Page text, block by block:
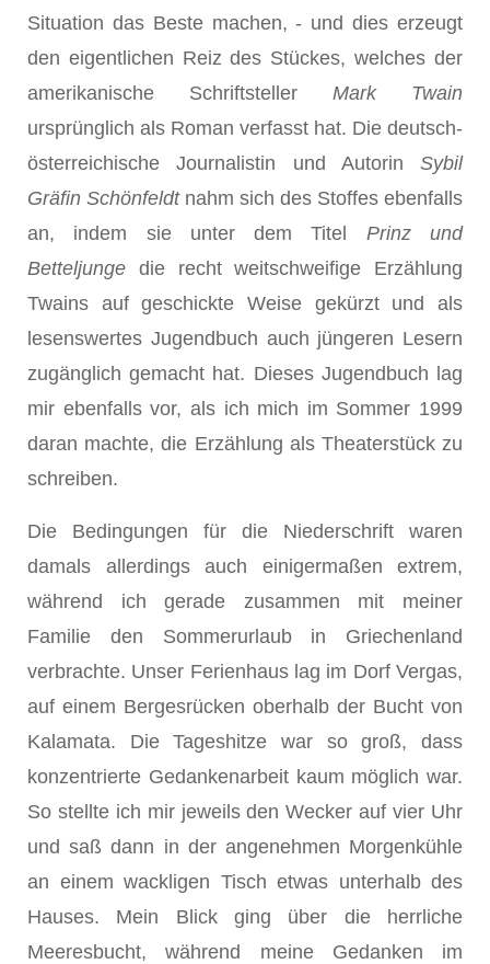
Situation das Beste machen, - und dies erzeugt
den eigentlichen Reiz des Stückes, welches der
amerikanische Schriftsteller Mark Twain
ursprünglich als Roman verfasst hat. Die deutsch-
österreichische Journalistin und Autorin Sybil
Gräfin Schönfeldtnahm sich des Stoffes ebenfalls
an, indem sie unter dem Titel Prinz und
Betteljunge die recht weitschweifige Erzählung
Twains auf geschickte Weise gekürzt und als
lesenswertes Jugendbuch auch jüngeren Lesern
zugänglich gemacht hat. Dieses Jugendbuch lag
mir ebenfalls vor, als ich mich im Sommer 1999
daran machte, die Erzählung als Theaterstück zu
schreiben.
Die Bedingungen für die Niederschrift waren
damals allerdings auch einigermaßen extrem,
während ich gerade zusammen mit meiner
Familie den Sommerurlaub in Griechenland
verbrachte. Unser Ferienhaus lag im Dorf Vergas,
auf einem Bergesrücken oberhalb der Bucht von
Kalamata. Die Tageshitze war so groß, dass
konzentrierte Gedankenarbeit kaum möglich war.
So stellte ich mir jeweils den Wecker auf vier Uhr
und saß dann in der angenehmen Morgenkühle
an einem wackligen Tisch etwas unterhalb des
Hauses. Mein Blick ging über die herrliche
Meeresbucht, während meine Gedanken im